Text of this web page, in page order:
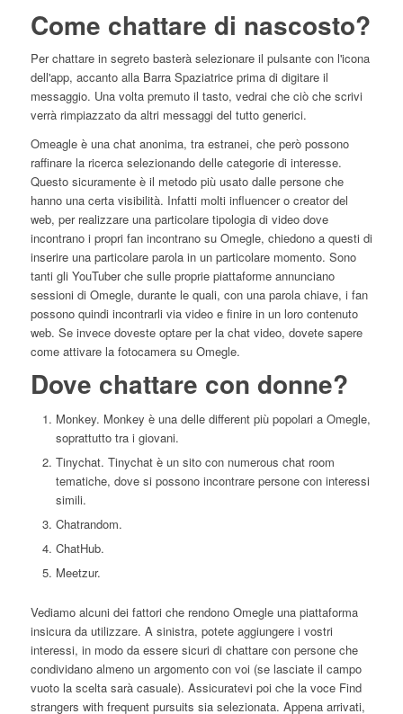
Come chattare di nascosto?
Per chattare in segreto basterà selezionare il pulsante con l'icona
dell'app, accanto alla Barra Spaziatrice prima di digitare il
messaggio. Una volta premuto il tasto, vedrai che ciò che scrivi
verrà rimpiazzato da altri messaggi del tutto generici.
Omeagle è una chat anonima, tra estranei, che però possono
raffinare la ricerca selezionando delle categorie di interesse.
Questo sicuramente è il metodo più usato dalle persone che
hanno una certa visibilità. Infatti molti influencer o creator del
web, per realizzare una particolare tipologia di video dove
incontrano i propri fan incontrano su Omegle, chiedono a questi di
inserire una particolare parola in un particolare momento. Sono
tanti gli YouTuber che sulle proprie piattaforme annunciano
sessioni di Omegle, durante le quali, con una parola chiave, i fan
possono quindi incontrarli via video e finire in un loro contenuto
web. Se invece doveste optare per la chat video, dovete sapere
come attivare la fotocamera su Omegle.
Dove chattare con donne?
Monkey. Monkey è una delle different più popolari a Omegle,
soprattutto tra i giovani.
Tinychat. Tinychat è un sito con numerous chat room
tematiche, dove si possono incontrare persone con interessi
simili.
Chatrandom.
ChatHub.
Meetzur.
Vediamo alcuni dei fattori che rendono Omegle una piattaforma
insicura da utilizzare. A sinistra, potete aggiungere i vostri
interessi, in modo da essere sicuri di chattare con persone che
condividano almeno un argomento con voi (se lasciate il campo
vuoto la scelta sarà casuale). Assicuratevi poi che la voce Find
strangers with frequent pursuits sia selezionata. Appena arrivati,